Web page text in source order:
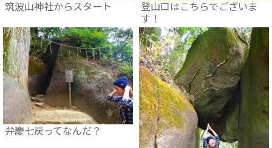
筑波山神社からスタート
登山口はこちらでございま
す！
弁慶七戻ってなんだ？